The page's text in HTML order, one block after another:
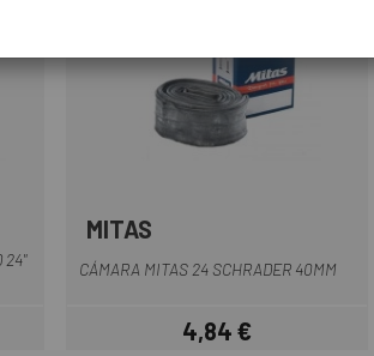
24"
MITAS
CÁMARA MITAS 24 SCHRADER 40MM
Precio
4,84 €